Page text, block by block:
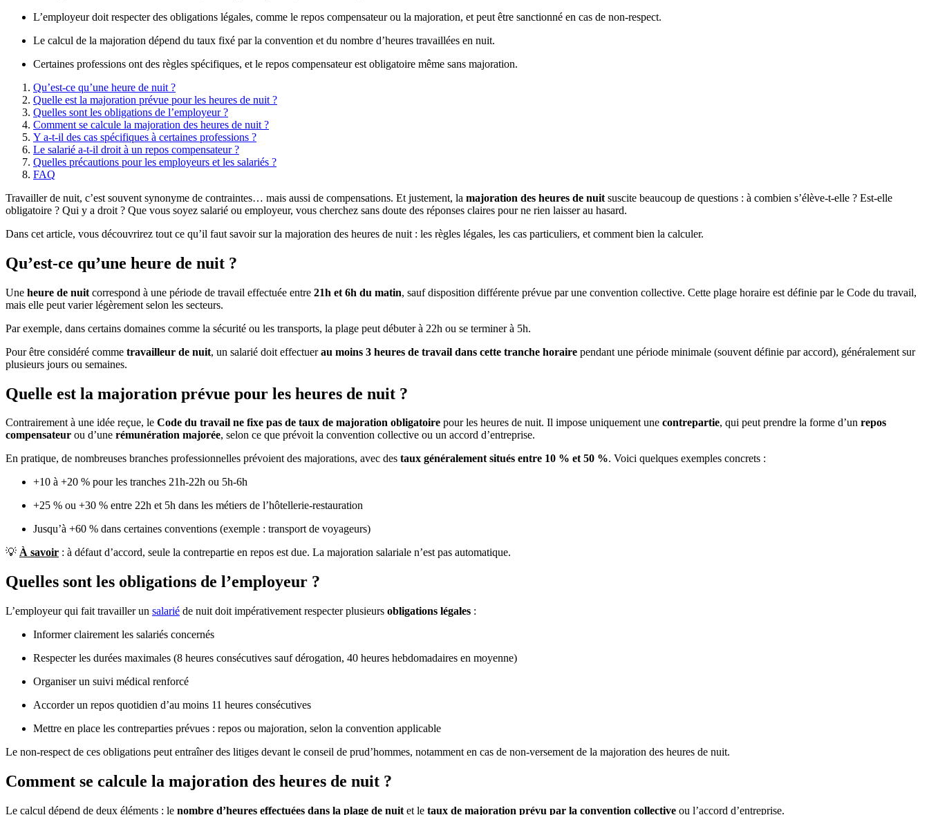
L’employeur doit respecter des obligations légales, comme le repos compensateur ou la majoration, et peut être sanctionné en cas de non-respect.
Le calcul de la majoration dépend du taux fixé par la convention et du nombre d’heures travaillées en nuit.
Certaines professions ont des règles spécifiques, et le repos compensateur est obligatoire même sans majoration.
Qu’est-ce qu’une heure de nuit ?
Quelle est la majoration prévue pour les heures de nuit ?
Quelles sont les obligations de l’employeur ?
Comment se calcule la majoration des heures de nuit ?
Y a-t-il des cas spécifiques à certaines professions ?
Le salarié a-t-il droit à un repos compensateur ?
Quelles précautions pour les employeurs et les salariés ?
FAQ
Travailler de nuit, c’est souvent synonyme de contraintes… mais aussi de compensations. Et justement, la majoration des heures de nuit suscite beaucoup de questions : à combien s’élève-t-elle ? Est-elle
obligatoire ? Qui y a droit ? Que vous soyez salarié ou employeur, vous cherchez sans doute des réponses claires pour ne rien laisser au hasard.
Dans cet article, vous découvrirez tout ce qu’il faut savoir sur la majoration des heures de nuit : les règles légales, les cas particuliers, et comment bien la calculer.
Qu’est-ce qu’une heure de nuit ?
Une heure de nuit correspond à une période de travail effectuée entre 21h et 6h du matin, sauf disposition différente prévue par une convention collective. Cette plage horaire est définie par le Code du travail,
mais elle peut varier légèrement selon les secteurs.
Par exemple, dans certains domaines comme la sécurité ou les transports, la plage peut débuter à 22h ou se terminer à 5h.
Pour être considéré comme travailleur de nuit, un salarié doit effectuerau moins 3 heures de travail dans cette tranche horaire pendant une période minimale (souvent définie par accord), généralement sur
plusieurs jours ou semaines.
Quelle est la majoration prévue pour les heures de nuit ?
Contrairement à une idée reçue, le Code du travail ne fixe pas de taux de majoration obligatoire pour les heures de nuit. Il impose uniquement une contrepartie, qui peut prendre la forme d’un repos
compensateur ou d’une rémunération majorée, selon ce que prévoit la convention collective ou un accord d’entreprise.
En pratique, de nombreuses branches professionnelles prévoient des majorations, avec des taux généralement situés entre 10 % et 50 %. Voici quelques exemples concrets :
+10 à +20 % pour les tranches 21h-22h ou 5h-6h
+25 % ou +30 % entre 22h et 5h dans les métiers de l’hôtellerie-restauration
Jusqu’à +60 % dans certaines conventions (exemple : transport de voyageurs)
💡 À savoir : à défaut d’accord, seule la contrepartie en repos est due. La majoration salariale n’est pas automatique.
Quelles sont les obligations de l’employeur ?
L’employeur qui fait travailler un salarié de nuit doit impérativement respecter plusieurs obligations légales :
Informer clairement les salariés concernés
Respecter les durées maximales (8 heures consécutives sauf dérogation, 40 heures hebdomadaires en moyenne)
Organiser un suivi médical renforcé
Accorder un repos quotidien d’au moins 11 heures consécutives
Mettre en place les contreparties prévues : repos ou majoration, selon la convention applicable
Le non-respect de ces obligations peut entraîner des litiges devant le conseil de prud’hommes, notamment en cas de non-versement de la majoration des heures de nuit.
Comment se calcule la majoration des heures de nuit ?
Le calcul dépend de deux éléments : le nombre d’heures effectuées dans la plage de nuit et le taux de majoration prévu par la convention collective ou l’accord d’entreprise.